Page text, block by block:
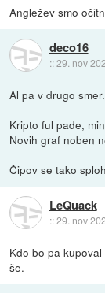
Angležev smo
deco16
::29. nov
Al pa v drugo smer.
Kripto ful pade,
Novih graf noben
Čipov se tako
LeQuack
::29. nov
Kdo bo pa
še.